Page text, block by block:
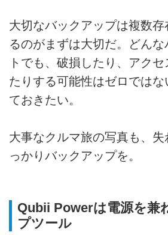
大切なバックアップは複数
るのがまずは大切だ。どん
トでも、破損したり、アク
たりする可能性はゼロではな
ておきたい。
大事なクルマ旅の写真も、失
っかりバックアップを。
Qubii Powerは電源を兼
プツール